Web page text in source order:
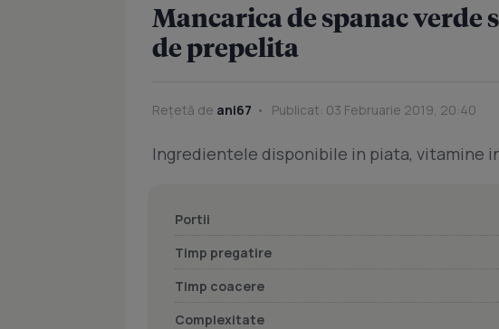
Mancarica de spanac verde
de prepelita
Rețetă de ani67 Publicat: 03 Februarie 2019, 20:40
Ingredientele disponibile in piata, vitamine
Portii
Timp pregatire
Timp coacere
Complexitate